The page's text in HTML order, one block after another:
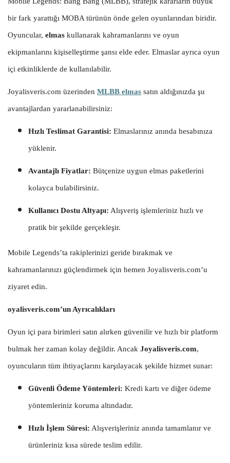
bir fark yarattığı MOBA türünün önde gelen oyunlarından biridir.
Oyuncular, elmas kullanarak kahramanlarını ve oyun
ekipmanlarını kişiselleştirme şansı elde eder. Elmaslar ayrıca oyun
içi etkinliklerde de kullanılabilir.
Joyalisveris.com üzerinden MLBB elmas satın aldığınızda şu
avantajlardan yararlanabilirsiniz:
Hızlı Teslimat Garantisi: Elmaslarınız anında hesabınıza
yüklenir.
Avantajlı Fiyatlar: Bütçenize uygun elmas paketlerini
kolayca bulabilirsiniz.
Kullanıcı Dostu Altyapı: Alışveriş işlemleriniz hızlı ve
pratik bir şekilde gerçekleşir.
Mobile Legends’ta rakiplerinizi geride bırakmak ve
kahramanlarınızı güçlendirmek için hemen Joyalisveris.com’u
ziyaret edin.
oyalisveris.com’un Ayrıcalıkları
Oyun içi para birimleri satın alırken güvenilir ve hızlı bir platform
bulmak her zaman kolay değildir. Ancak Joyalisveris.com,
oyuncuların tüm ihtiyaçlarını karşılayacak şekilde hizmet sunar:
Güvenli Ödeme Yöntemleri: Kredi kartı ve diğer ödeme
yöntemleriniz koruma altındadır.
Hızlı İşlem Süresi: Alışverişleriniz anında tamamlanır ve
ürünleriniz kısa sürede teslim edilir.